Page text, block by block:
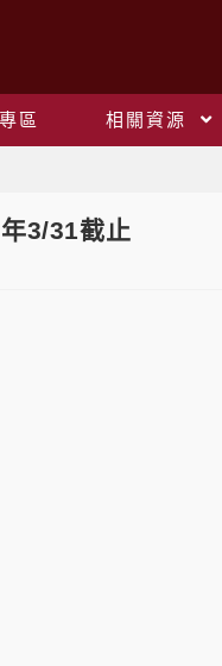
區 相關資源
3/31截止